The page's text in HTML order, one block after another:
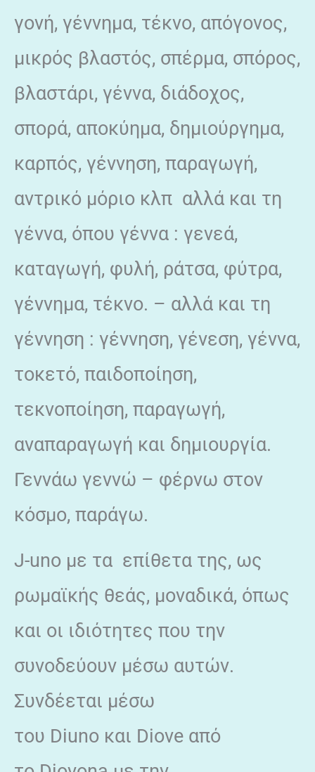
γονή, γέννημα, τέκνο, απόγονος,
μικρός βλαστός, σπέρμα, σπόρος,
βλαστάρι, γέννα, διάδοχος,
σπορά, αποκύημα, δημιούργημα,
καρπός, γέννηση, παραγωγή,
αντρικό μόριο κλπ αλλά και τη
γέννα, όπου γέννα : γενεά,
καταγωγή, φυλή, ράτσα, φύτρα,
γέννημα, τέκνο. – αλλά και τη
γέννηση : γέννηση, γένεση, γέννα,
τοκετό, παιδοποίηση,
τεκνοποίηση, παραγωγή,
αναπαραγωγή και δημιουργία.
Γεννάω γεννώ – φέρνω στον
κόσμο, παράγω.
J-uno με τα επίθετα της, ως
ρωμαϊκής θεάς, μοναδικά, όπως
και οι ιδιότητες που την
συνοδεύουν μέσω αυτών.
Συνδέεται μέσω
του Diuno και Dioνe από